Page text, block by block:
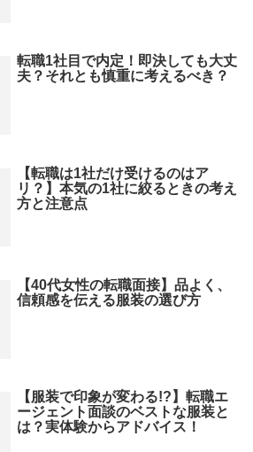
転職1社目で内定！即決しても大丈
夫？それとも慎重に考えるべき？
【転職は1社だけ受けるのはア
リ？】本気の1社に絞るときの考え
方と注意点
【40代女性の転職面接】品よく、
信頼感を伝える服装の選び方
【服装で印象が変わる!?】転職エ
ージェント面談のベストな服装と
は？実体験からアドバイス！